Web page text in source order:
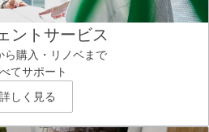
ントサービス
ら購入・リノベまで
てサポート
詳しく見る